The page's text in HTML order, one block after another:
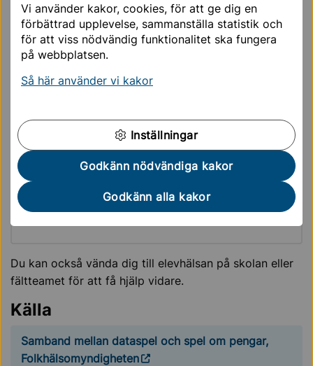
Vi använder kakor, cookies, för att ge dig en
förbättrad upplevelse, sammanställa statistik och
för att viss nödvändig funktionalitet ska fungera
på webbplatsen.
Så här använder vi kakor
Inställningar
Godkänn nödvändiga kakor
Godkänn alla kakor
Skolfrånvaro och skolavhopp
Familjekonflikter
Social isolering
Stöd och hjälp vid
Du kan också vända dig till elevhälsan på skolan eller
fältteamet för att få hjälp vidare.
Källa
Samband mellan dataspel och spel om pengar,
Folkhälsomyndigheten